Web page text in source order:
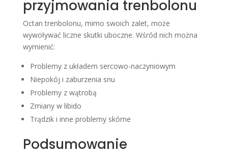
przyjmowania trenbolonu
Octan trenbolonu, mimo swoich zalet, może
wywoływać liczne skutki uboczne. Wśród nich można
wymienić:
Problemy z układem sercowo-naczyniowym
Niepokój i zaburzenia snu
Problemy z wątrobą
Zmiany w libido
Trądzik i inne problemy skórne
Podsumowanie